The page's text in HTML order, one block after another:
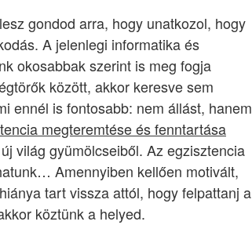
gondod arra, hogy unatkozol, hogy
A jelenlegi informatika és
okosabbak szerint is meg fogja
között, akkor keresve sem
ennél is fontosabb: nem állást, hanem
megteremtése és fenntartása
világ gyümölcseiből. Az egzisztencia
Amennyiben kellően motivált,
tart vissza attól, hogy felpattanj a
köztünk a helyed.